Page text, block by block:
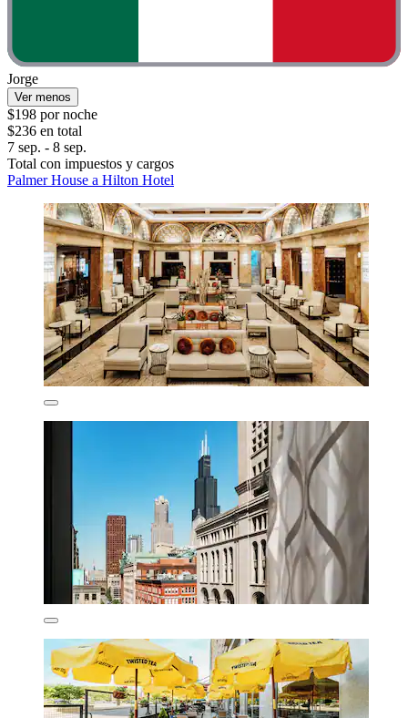
Jorge
Ver menos
$198 por noche
$236 en total
7 sep. - 8 sep.
Total con impuestos y cargos
Palmer House a Hilton Hotel